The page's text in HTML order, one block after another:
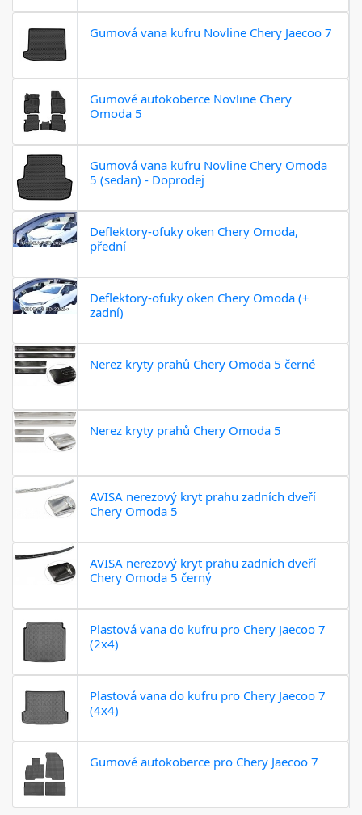
Gumová vana kufru Novline Chery Jaecoo 7
Gumové autokoberce Novline Chery
Omoda 5
Gumová vana kufru Novline Chery Omoda
5 (sedan) - Doprodej
Deflektory-ofuky oken Chery Omoda,
přední
Deflektory-ofuky oken Chery Omoda (+
zadní)
Nerez kryty prahů Chery Omoda 5 černé
Nerez kryty prahů Chery Omoda 5
AVISA nerezový kryt prahu zadních dveří
Chery Omoda 5
AVISA nerezový kryt prahu zadních dveří
Chery Omoda 5 černý
Plastová vana do kufru pro Chery Jaecoo 7
(2x4)
Plastová vana do kufru pro Chery Jaecoo 7
(4x4)
Gumové autokoberce pro Chery Jaecoo 7